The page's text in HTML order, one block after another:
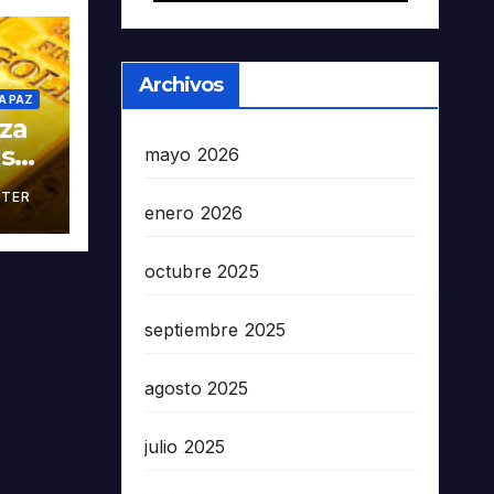
PAZ
Archivos
mayo 2026
enero 2026
octubre 2025
septiembre 2025
agosto 2025
julio 2025